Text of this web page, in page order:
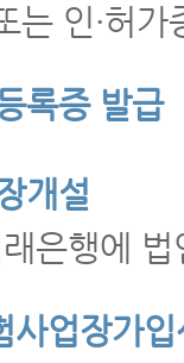
는 인·허
록증 발급
개설
은행에
사업장가